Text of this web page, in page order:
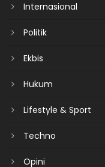
Internasional
Politik
Ekbis
Hukum
Lifestyle & Sport
Techno
Opini